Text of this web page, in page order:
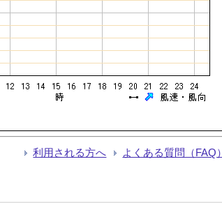
利用される方へ よくある質問（FAQ）